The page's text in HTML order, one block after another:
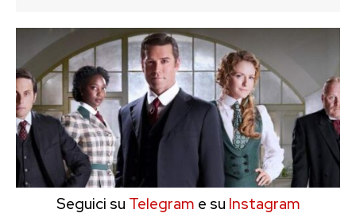
Seguici su Telegram e su Instagram